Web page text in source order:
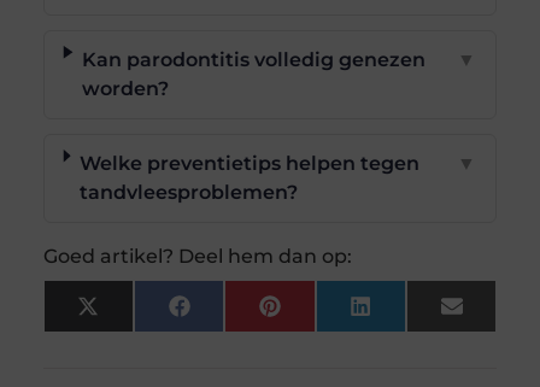
Kan parodontitis volledig genezen
worden?
▼
Welke preventietips helpen tegen
tandvleesproblemen?
▼
Goed artikel? Deel hem dan op:
X
(Twitter)
FacebookPinterestLinkedInEmail